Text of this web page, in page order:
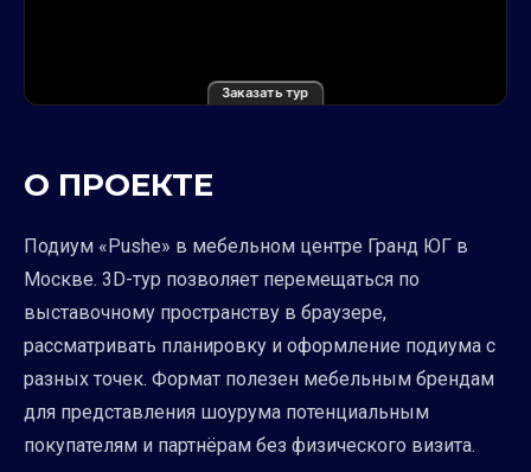
Заказать тур
О ПРОЕКТЕ
Подиум «Pushe» в мебельном центре Гранд ЮГ в
Москве. 3D-тур позволяет перемещаться по
выставочному пространству в браузере,
рассматривать планировку и оформление подиума с
разных точек. Формат полезен мебельным брендам
для представления шоурума потенциальным
покупателям и партнёрам без физического визита.